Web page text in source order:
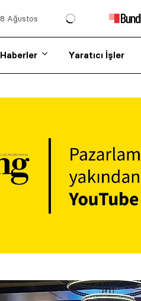
8 Ağustos
Haberler Yaratıcı İşler